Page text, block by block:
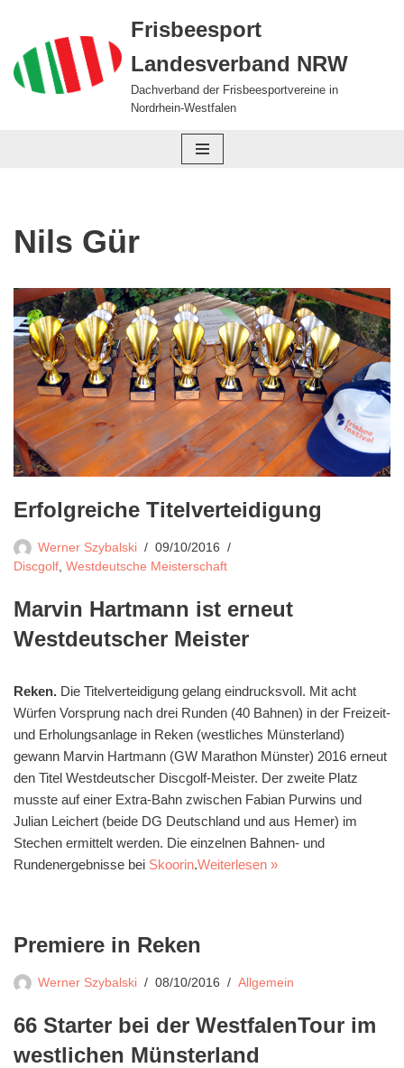
Zum
Inhalt
springen
Frisbeesport
Landesverband NRW
Dachverband der Frisbeesportvereine in
Nordrhein-Westfalen
Nils Gür
Erfolgreiche Titelverteidigung
Werner Szybalski
09/10/2016
Discgolf, Westdeutsche Meisterschaft
Marvin Hartmann ist erneut
Westdeutscher Meister
Reken. Die Titelverteidigung gelang eindrucksvoll. Mit acht
Würfen Vorsprung nach drei Runden (40 Bahnen) in der Freizeit-
und Erholungsanlage in Reken (westliches Münsterland)
gewann Marvin Hartmann (GW Marathon Münster) 2016 erneut
den Titel Westdeutscher Discgolf-Meister. Der zweite Platz
musste auf einer Extra-Bahn zwischen Fabian Purwins und
Julian Leichert (beide DG Deutschland und aus Hemer) im
Stechen ermittelt werden. Die einzelnen Bahnen- und
Rundenergebnisse bei Skoorin.Weiterlesen »
Premiere in Reken
Werner Szybalski 08/10/2016 Allgemein
66 Starter bei der WestfalenTour im
westlichen Münsterland